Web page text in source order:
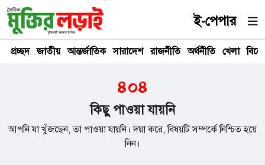
ই-পেপার
প্রচ্ছদ জাতীয় আন্তর্জাতিক সারাদেশ রাজনীতি অর্থনীতি খেলা
৪০৪
কিছু পাওয়া যায়নি
আপনি যা খুঁজছেন, তা পাওয়া যায়নি। দয়া করে, বিষয়টি সম্পর্কে নিশ্চিত হয়ে
নিন।